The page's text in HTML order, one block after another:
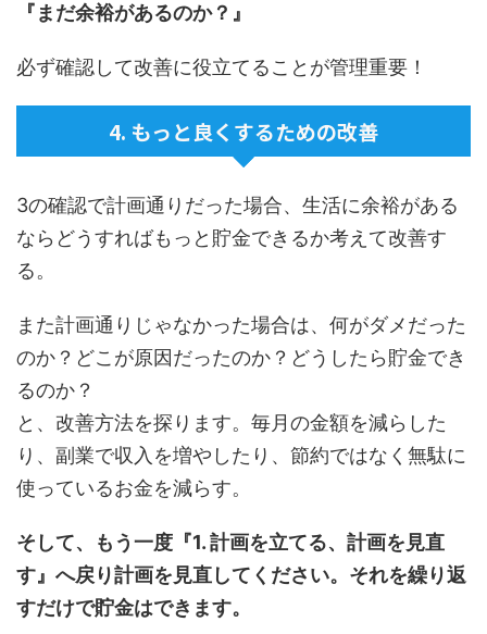
『まだ余裕があるのか？』
必ず確認して改善に役立てることが管理重要！
4. もっと良くするための改善
3の確認で計画通りだった場合、生活に余裕がある
ならどうすればもっと貯金できるか考えて改善す
る。
また計画通りじゃなかった場合は、何がダメだった
のか？どこが原因だったのか？どうしたら貯金でき
るのか？
と、改善方法を探ります。毎月の金額を減らした
り、副業で収入を増やしたり、節約ではなく無駄に
使っているお金を減らす。
そして、もう一度『1. 計画を立てる、計画を見直
す』へ戻り計画を見直してください。それを繰り返
すだけで貯金はできます。